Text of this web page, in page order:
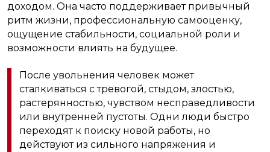
доходом. Она часто поддерживает привычный
ритм жизни, профессиональную самооценку,
ощущение стабильности, социальной роли и
возможности влиять на будущее.
После увольнения человек может
сталкиваться с тревогой, стыдом, злостью,
растерянностью, чувством несправедливости
или внутренней пустоты. Одни люди быстро
переходят к поиску новой работы, но
действуют из сильного напряжения и